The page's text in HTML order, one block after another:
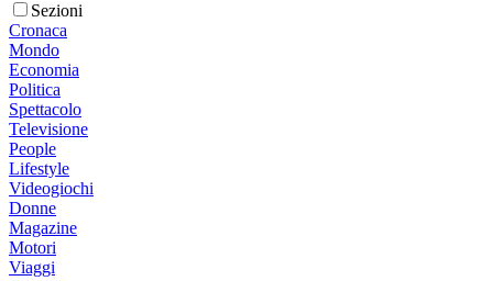
Sezioni
Cronaca
Mondo
Economia
Politica
Spettacolo
Televisione
People
Lifestyle
Videogiochi
Donne
Magazine
Motori
Viaggi